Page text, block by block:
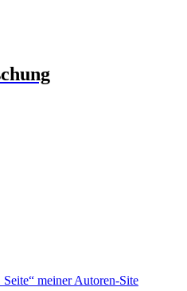
meiner Autoren-Site